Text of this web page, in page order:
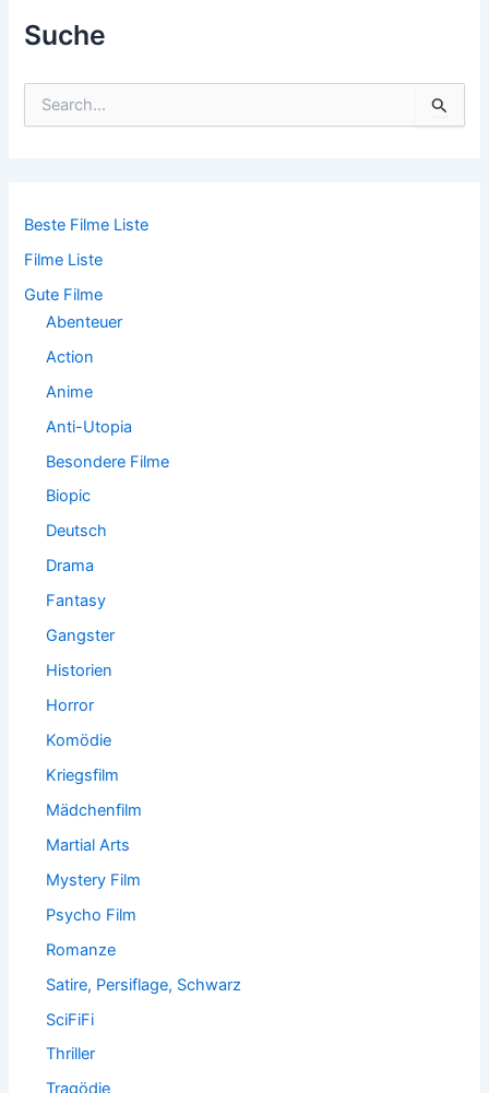
Suche
n
c
h
Beste Filme Liste
Filme Liste
Gute Filme
Abenteuer
Action
Anime
Anti-Utopia
Besondere Filme
Biopic
Deutsch
Drama
Fantasy
Gangster
Historien
Horror
Komödie
Kriegsfilm
Mädchenfilm
Martial Arts
Mystery Film
Psycho Film
Romanze
Satire, Persiflage, Schwarz
SciFiFi
Thriller